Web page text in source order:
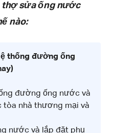
thợ sửa ống nước
nào:
thống đường ống
đường ống nước và
tòa nhà thương mại và
nước và lắp đặt phụ